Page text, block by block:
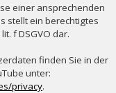
einer ansprechenden
stellt ein berechtigtes
f DSGVO dar.
finden Sie in der
unter:
privacy.